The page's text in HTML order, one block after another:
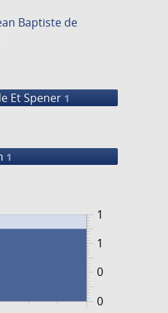
Baptiste de
Et Spener 1
1
0
1
0
1